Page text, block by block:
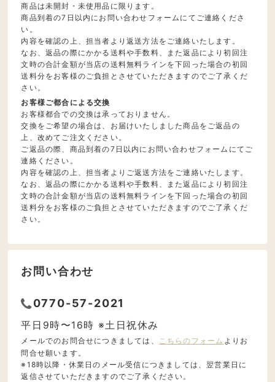
商品は未開封・未使用品に限ります。
商品到着の7日以内にお問い合わせフォームにてご連絡くださ
い。
内容を確認の上、担当者より返送方法をご連絡いたします。
なお、返品の際にかかる送料や手数料、また返品により初回注
文時の合計金額が当店の送料無料ラインを下回った場合の初回
送料分をお客様のご負担とさせていただきますのでご了承くだ
さい。
お客様ご都合による交換
お客様都合での交換は承っておりません。
交換をご希望の場合は、お届けいたしました商品をご返品の
上、改めてご注文ください。
ご返品の際、商品到着の7日以内にお問い合わせフォームにてご
連絡ください。
内容を確認の上、担当者よりご返送方法をご連絡いたします。
なお、返品の際にかかる送料や手数料、また返品により初回注
文時の合計金額が当店の送料無料ラインを下回った場合の初回
送料分をお客様のご負担とさせていただきますのでご了承くだ
さい。
お問い合わせ
0770-57-2021
平日9時〜16時 ※土日祝休み
メールでのお問合せにつきましては、 こちらのフォーム よりお
問合せ願います。
※18時以降・休業日のメール受信につきましては、翌営業日に
返信させていただきますのでご了承ください。